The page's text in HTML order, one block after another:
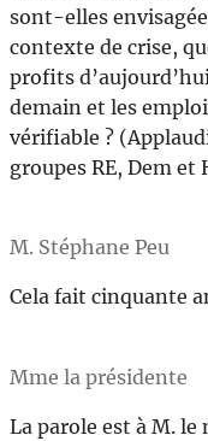
sont-elles
contexte de crise,
profits
demain et les
vérifiable ?
groupes RE, Dem et
M. Stéphane Peu
Cela fait cinquante
Mme la présidente
La parole est à M.